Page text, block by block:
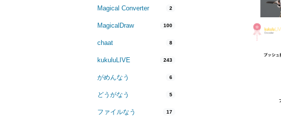
Magical Converter 2
MagicalDraw 100
chaat 8
kukuluLIVE 243
がめんなう 6
どうがなう 5
ファイルなう 17